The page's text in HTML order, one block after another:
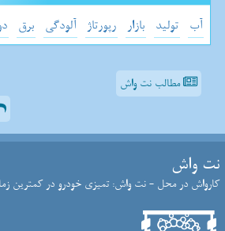
آب تولید بازار رپورتاژ آلودگی برق
مطالب نت واش
نت واش
کارواش در محل - نت واش: تمیزی خودرو در کمترین